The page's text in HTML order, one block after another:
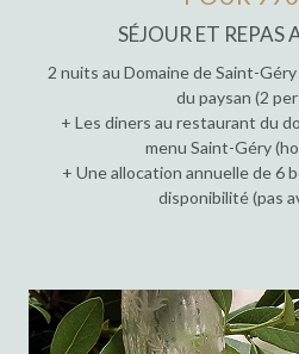
SÉJOUR ET REPAS
2 nuits au Domaine de Saint-
du paysan (2
+ Les diners au restaurant du
menu Saint-Géry
+ Une allocation annuelle de 6
disponibilité (pas